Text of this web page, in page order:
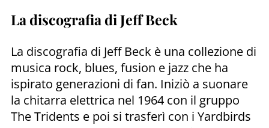
La discografia di Jeff Beck
La discografia di Jeff Beck è una collezione di
musica rock, blues, fusion e jazz che ha
ispirato generazioni di fan. Iniziò a suonare
la chitarra elettrica nel 1964 con il gruppo
The Tridents e poi si trasferì con i Yardbirds